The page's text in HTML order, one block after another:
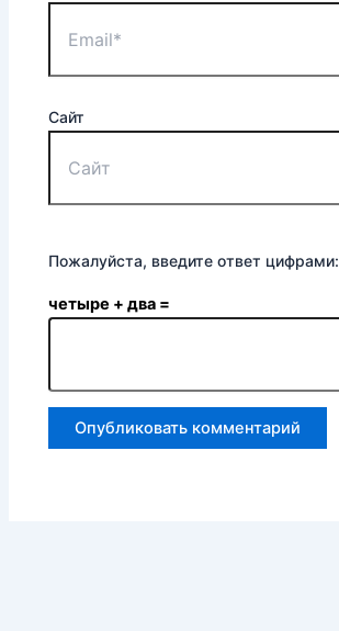
Сайт
Пожалуйста, введите ответ цифрами:
четыре + два =